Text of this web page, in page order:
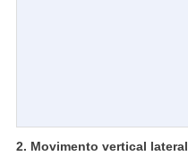
2. Movimento vertical lateral